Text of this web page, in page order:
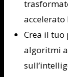
accelerato
Crea il
algoritmi